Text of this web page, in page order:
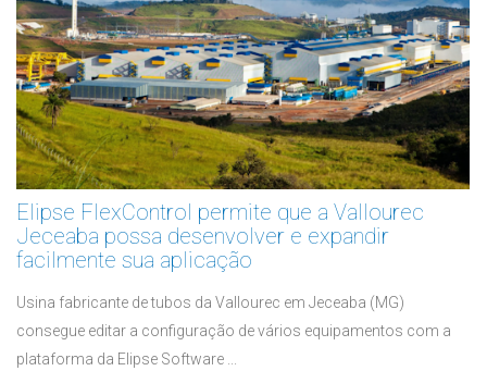
Elipse FlexControl permite que a Vallourec
Jeceaba possa desenvolver e expandir
facilmente sua aplicação
Usina fabricante de tubos da Vallourec em Jeceaba (MG)
consegue editar a configuração de vários equipamentos com a
plataforma da Elipse Software ...